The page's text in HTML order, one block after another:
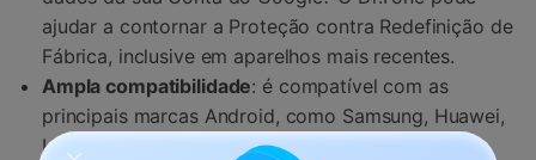
ajudar a contornar a Proteção contra Redefinição de
Fábrica, inclusive em aparelhos mais recentes.
Ampla compatibilidade: é compatível com as
principais marcas Android, como Samsung, Huawei,
LG, Xiaomi e, claro, seucelular Infinix